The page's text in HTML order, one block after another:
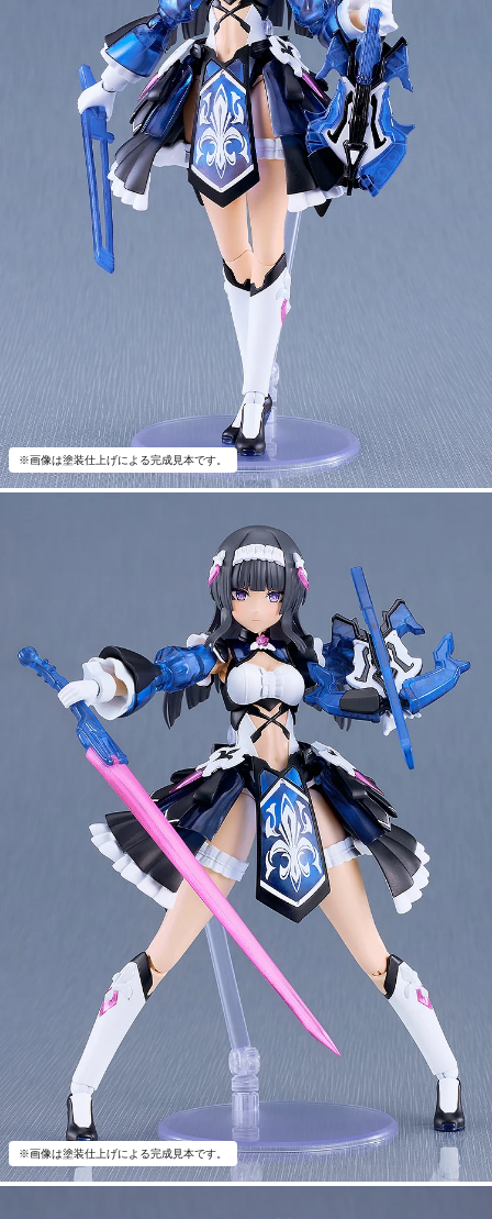
※画像は塗装仕上げによる完成見本です。
※画像は塗装仕上げによる完成見本です。